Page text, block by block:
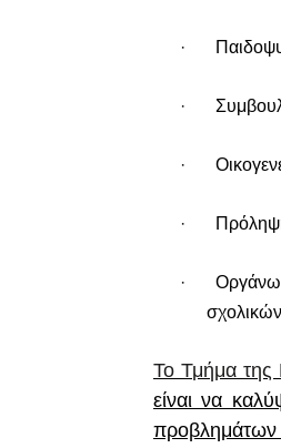
·
·
·
·
·
Το Τμήμα της
είναι να
προβλημάτων